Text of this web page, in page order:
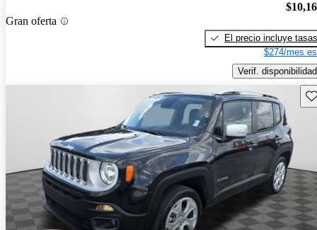
Gran oferta
El precio incluye tasas
$274/mes
Verif. disponibilidad